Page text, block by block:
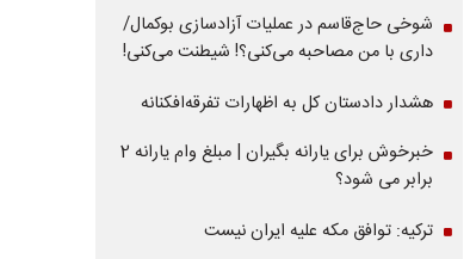
شوخی حاج‌قاسم در عملیات آزادسازی بوکمال/
داری با من مصاحبه‌ می‌کنی؟! شیطنت می‌کنی!
هشدار دادستان کل به اظهارات تفرقه‌افکنانه
خبرخوش برای یارانه بگیران | مبلغ وام یارانه 2
برابر می شود؟
ترکیه: توافق مکه علیه ایران نیست